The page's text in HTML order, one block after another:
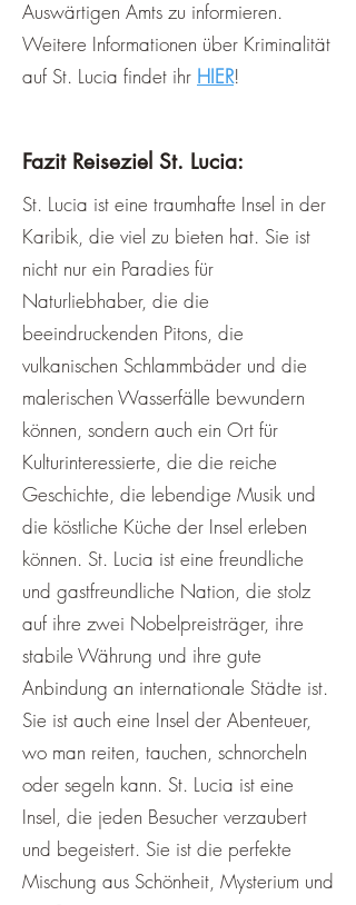
Auswärtigen Amts zu informieren.
Weitere Informationen über Kriminalität
auf St. Lucia findet ihr HIER!
Fazit Reiseziel St. Lucia:
St. Lucia ist eine traumhafte Insel in der
Karibik, die viel zu bieten hat. Sie ist
nicht nur ein Paradies für
Naturliebhaber, die die
beeindruckenden Pitons, die
vulkanischen Schlammbäder und die
malerischen Wasserfälle bewundern
können, sondern auch ein Ort für
Kulturinteressierte, die die reiche
Geschichte, die lebendige Musik und
die köstliche Küche der Insel erleben
können. St. Lucia ist eine freundliche
und gastfreundliche Nation, die stolz
auf ihre zwei Nobelpreisträger, ihre
stabile Währung und ihre gute
Anbindung an internationale Städte ist.
Sie ist auch eine Insel der Abenteuer,
wo man reiten, tauchen, schnorcheln
oder segeln kann. St. Lucia ist eine
Insel, die jeden Besucher verzaubert
und begeistert. Sie ist die perfekte
Mischung aus Schönheit, Mysterium und